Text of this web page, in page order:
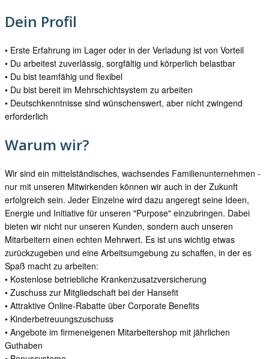
Dein Profil
• Erste Erfahrung im Lager oder in der Verladung ist von Vorteil
• Du arbeitest zuverlässig, sorgfältig und körperlich belastbar
• Du bist teamfähig und flexibel
• Du bist bereit im Mehrschichtsystem zu arbeiten
• Deutschkenntnisse sind wünschenswert, aber nicht zwingend
erforderlich
Warum wir?
Wir sind ein mittelständisches, wachsendes Familienunternehmen -
nur mit unseren Mitwirkenden können wir auch in der Zukunft
erfolgreich sein. Jeder Einzelne wird dazu angeregt seine Ideen,
Energie und Initiative für unseren "Purpose" einzubringen. Dabei
bieten wir nicht nur unseren Kunden, sondern auch unseren
Mitarbeitern einen echten Mehrwert. Es ist uns wichtig etwas
zurückzugeben und eine Arbeitsumgebung zu schaffen, in der es
Spaß macht zu arbeiten:
• Kostenlose betriebliche Krankenzusatzversicherung
• Zuschuss zur Mitgliedschaft bei der Hansefit
• Attraktive Online-Rabatte über Corporate Benefits
• Kinderbetreuungszuschuss
• Angebote im firmeneigenen Mitarbeitershop mit jährlichen
Guthaben